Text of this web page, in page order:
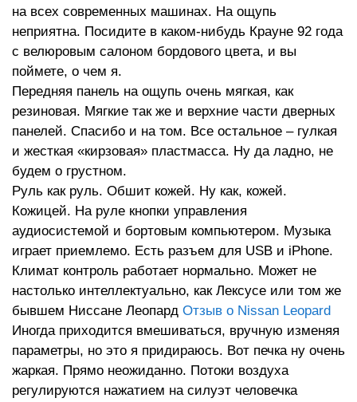
на всех современных машинах. На ощупь
неприятна. Посидите в каком-нибудь Крауне 92 года
с велюровым салоном бордового цвета, и вы
поймете, о чем я.
Передняя панель на ощупь очень мягкая, как
резиновая. Мягкие так же и верхние части дверных
панелей. Спасибо и на том. Все остальное – гулкая
и жесткая «кирзовая» пластмасса. Ну да ладно, не
будем о грустном.
Руль как руль. Обшит кожей. Ну как, кожей.
Кожицей. На руле кнопки управления
аудиосистемой и бортовым компьютером. Музыка
играет приемлемо. Есть разъем для USB и iPhone.
Климат контроль работает нормально. Может не
настолько интеллектуально, как Лексусе или том же
бывшем Ниссане Леопард Отзыв о Nissan Leopard
Иногда приходится вмешиваться, вручную изменяя
параметры, но это я придираюсь. Вот печка ну очень
жаркая. Прямо неожиданно. Потоки воздуха
регулируются нажатием на силуэт человечка